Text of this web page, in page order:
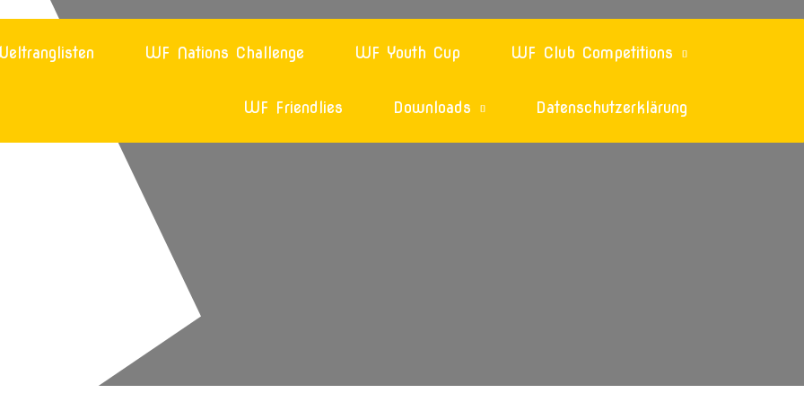
WF Nations Challenge WF Youth Cup WF Club Competitions
WF Friendlies Downloads Datenschutzerklärung